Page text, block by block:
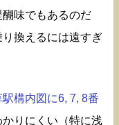
味でもあるのだ
換えるには遠すぎ
構内図に6, 7, 8番
りにくい（特に浅